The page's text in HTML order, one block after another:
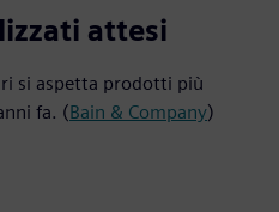
attesi
si aspetta prodotti più
fa. (Bain & Company)